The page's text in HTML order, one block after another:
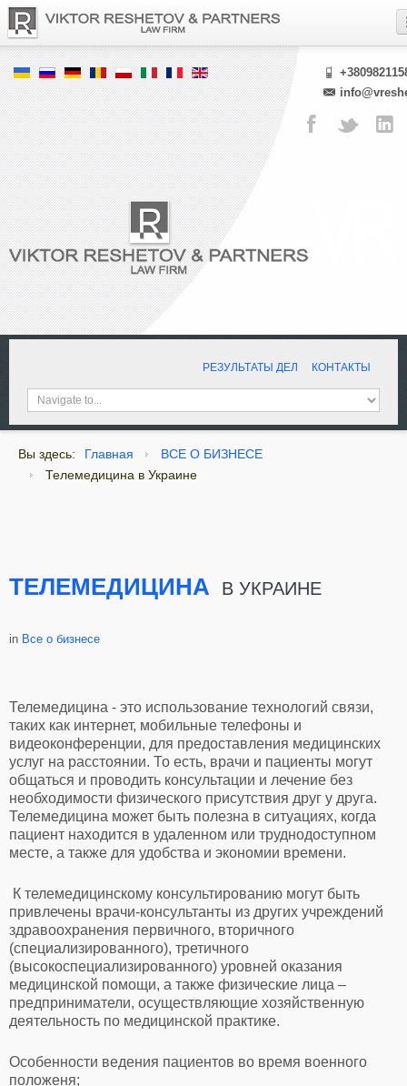
РЕЗУЛЬТАТЫ ДЕЛ КОНТАКТЫ
Вы здесь: Главная
ВСЕ О БИЗНЕСЕ
Телемедицина в Украине
ТЕЛЕМЕДИЦИНА В УКРАИНЕ
in Все о бизнесе
Телемедицина - это использование технологий связи,
таких как интернет, мобильные телефоны и
видеоконференции, для предоставления медицинских
услуг на расстоянии. То есть, врачи и пациенты могут
общаться и проводить консультации и лечение без
необходимости физического присутствия друг у друга.
Телемедицина может быть полезна в ситуациях, когда
пациент находится в удаленном или труднодоступном
месте, а также для удобства и экономии времени.
К телемедицинскому консультированию могут быть
привлечены врачи-консультанты из других учреждений
здравоохранения первичного, вторичного
(специализированного), третичного
(высокоспециализированного) уровней оказания
медицинской помощи, а также физические лица –
предприниматели, осуществляющие хозяйственную
деятельность по медицинской практике.
Особенности ведения пациентов во время военного
положеня;